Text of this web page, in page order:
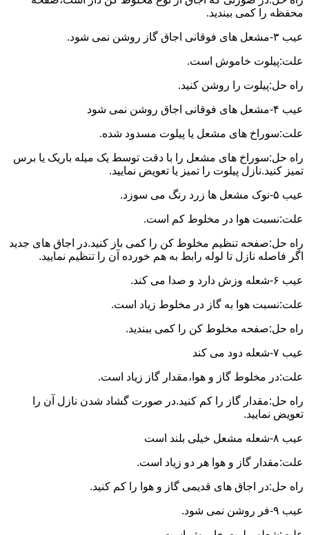
محفظه را کمی ببندید.
عیب ۳-مشعل های فوقانی اجاق گاز روشن نمی شود.
علت:پیلوت خاموش است.
راه حل:پیلوت را روشن کنید.
عیب ۴-مشعل های فوقانی اجاق روشن نمی شود
علت:سوراخ های مشعل یا پیلوت مسدود شده.
راه حل:سوراخ های مشعل را با دقت توسط یک میله باریک یا برس
تمیز کنید.نازل پیلوت را تمیز یا تعویض نمایید.
عیب ۵-نوک مشعل ها زرد رنگ می سوزد.
علت:نسبت هوا در مخلوط کم است.
راه حل:صفحه تنظیم مخلوط کن را کمی باز کنید.در اجاق های جدید
اگر فاصله نازل تا لوله رابط به هم خورده آن را تنظیم نمایید.
عیب ۶-شعله وزش دارد و صدا می کند.
علت:نسبت هوا به گاز در مخلوط زیاد است.
راه حل:صفحه مخلوط کن را کمی ببندید.
عیب ۷-شعله دود می کند
علت:در مخلوط گاز و هوا،مقدار گاز زیاد است.
راه حل:مقدار گاز را کم کنید.در صورت گشاد شدن نازل آن را
تعویض نمایید.
عیب ۸-شعله مشعل خیلی بلند است
علت:مقدار گاز و هوا هر دو زیاد است.
راه حل:در اجاق های قدیمی گاز و هوا را کم کنید.
عیب ۹-فر روشن نمی شود.